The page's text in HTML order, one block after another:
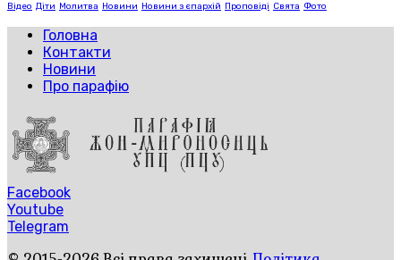
Відео Діти Молитва Новини Новини з єпархій Проповіді Свята Фото
Головна
Контакти
Новини
Про парафію
Facebook
Youtube
Telegram